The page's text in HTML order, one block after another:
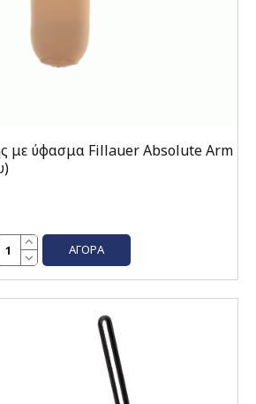
με ύφασμα Fillauer Absolute Arm
ΑΓΟΡΆ